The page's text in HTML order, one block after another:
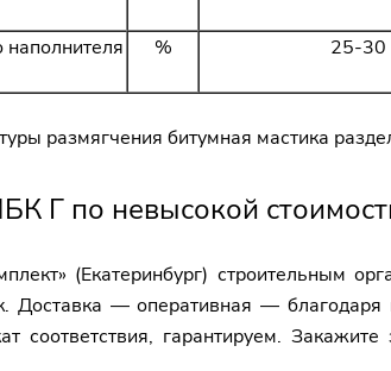
% 25-30
размягчения битумная мастика
Г по невысокой
(Екатеринбург) строительным
Доставка — оперативная — благодаря
соответствия, гарантируем.